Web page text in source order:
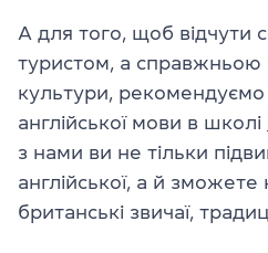
А для того, щоб відчути
туристом, а справжньою
культури,
англійської мови в школі
з нами ви не тільки
англійської, а й
британські звичаї,